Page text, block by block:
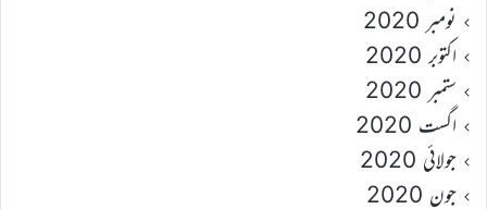
نومبر 2020
اکتوبر 2020
ستمبر 2020
اگست 2020
جولائی 2020
جون 2020